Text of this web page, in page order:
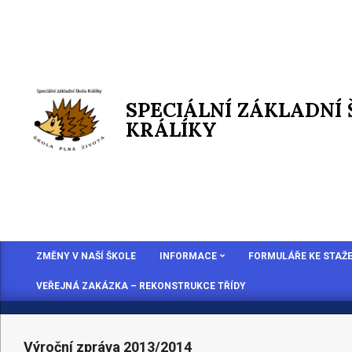
SPECIÁLNÍ ZÁKLADNÍ
KRÁLÍKY
ZMĚNY V NAŠÍ ŠKOLE INFORMACE FORMULÁŘE KE
VEŘEJNÁ ZAKÁZKA – REKONSTRUKCE TŘÍDY
Výroční zpráva 2013/2014